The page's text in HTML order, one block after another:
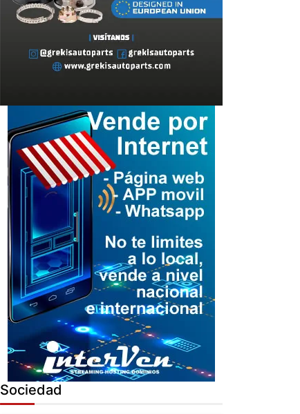
Senamecf celebra 14
años con una
emotiva misa de
acción de gracias
4
vida»: Rinde
homenaje a las
mujeres que
sostienen a
5
Cultura Lara
Del joropo al
Mundial: el guaro
Alex Martínez
llevará el arpa
venezolana a la FIFA
2026™️
Sociedad